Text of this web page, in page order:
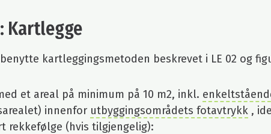
kartleggingsmetoden beskrevet i LE 02 og
et areal på minimum på 10 m2, inkl.
innenfor utbyggingsområdets fotavtrykk ,
rekkefølge (hvis tilgjengelig):